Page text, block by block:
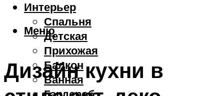
Интерьер
Спальня
Детская
Прихожая
Балкон
Ванная
Меню
Дизайн кухни в